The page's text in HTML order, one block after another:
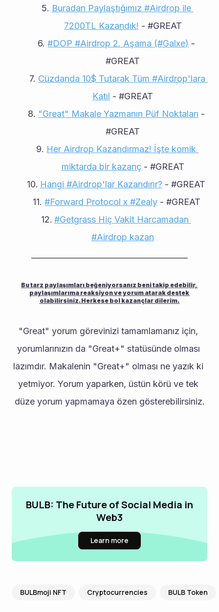
Buradan Paylaştığımız #Airdrop ile
7200TL Kazandık! - #GREAT
#DOP #Airdrop 2. Aşama (#Galxe) -
#GREAT
Cüzdanda 10$ Tutarak Tüm #Airdrop'lara
Katıl - #GREAT
"Great" Makale Yazmanın Püf Noktaları -
#GREAT
Her Airdrop Kazandırmaz! İşte komik
miktarda bir kazanç - #GREAT
Hangi #Airdrop'lar Kazandırır? - #GREAT
#Forward Protocol x #Zealy - #GREAT
#Getgrass Hiç Vakit Harcamadan
#Airdrop kazan
Bu tarz paylaşımları beğeniyorsanız beni takip edebilir,
paylaşımlarıma reaksiyon ve yorum atarak destek
olabilirsiniz. Herkese bol kazançlar dilerim.
"Great" yorum görevinizi tamamlamanız için,
yorumlarınızın da "Great+" statüsünde olması
lazımdır. Makalenin "Great+" olması ne yazık ki
yetmiyor. Yorum yaparken, üstün körü ve tek
düze yorum yapmamaya özen gösterebilirsiniz.
BULB: The Future of Social Media in
Web3
Learn more
BULBmoji NFT Cryptocurrencies BULB Token